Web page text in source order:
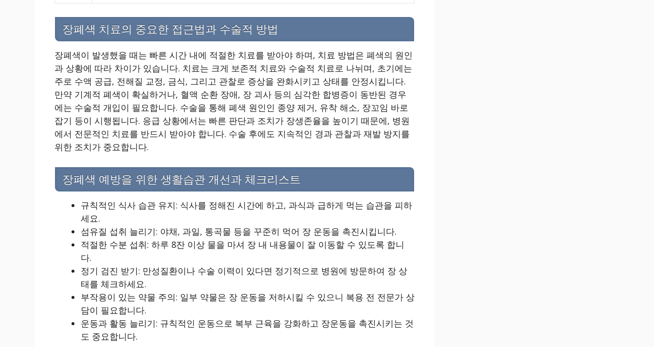
장폐색 치료의 중요한 접근법과 수술적 방법
장폐색이 발생했을 때는 빠른 시간 내에 적절한 치료를 받아야 하며, 치료 방법은 폐색의 원인
과 상황에 따라 차이가 있습니다. 치료는 크게 보존적 치료와 수술적 치료로 나뉘며, 초기에는
주로 수액 공급, 전해질 교정, 금식, 그리고 관찰로 증상을 완화시키고 상태를 안정시킵니다.
만약 기계적 폐색이 확실하거나, 혈액 순환 장애, 장 괴사 등의 심각한 합병증이 동반된 경우
에는 수술적 개입이 필요합니다. 수술을 통해 폐색 원인인 종양 제거, 유착 해소, 장꼬임 바로
잡기 등이 시행됩니다. 응급 상황에서는 빠른 판단과 조치가 장생존율을 높이기 때문에, 병원
에서 전문적인 치료를 반드시 받아야 합니다. 수술 후에도 지속적인 경과 관찰과 재발 방지를
위한 조치가 중요합니다.
장폐색 예방을 위한 생활습관 개선과 체크리스트
규칙적인 식사 습관 유지: 식사를 정해진 시간에 하고, 과식과 급하게 먹는 습관을 피하
세요.
섬유질 섭취 늘리기: 야채, 과일, 통곡물 등을 꾸준히 먹어 장 운동을 촉진시킵니다.
적절한 수분 섭취: 하루 8잔 이상 물을 마셔 장 내 내용물이 잘 이동할 수 있도록 합니
다.
정기 검진 받기: 만성질환이나 수술 이력이 있다면 정기적으로 병원에 방문하여 장 상
태를 체크하세요.
부작용이 있는 약물 주의: 일부 약물은 장 운동을 저하시킬 수 있으니 복용 전 전문가 상
담이 필요합니다.
운동과 활동 늘리기: 규칙적인 운동으로 복부 근육을 강화하고 장운동을 촉진시키는 것
도 중요합니다.